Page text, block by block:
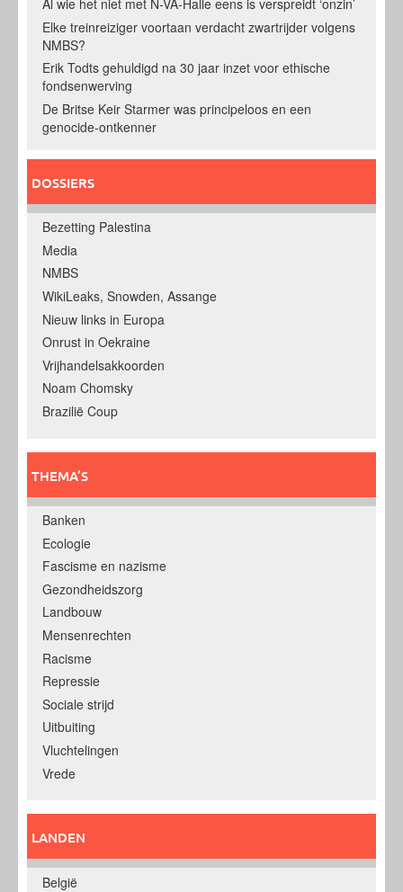
Al wie het niet met N-VA-Halle eens is verspreidt ‘onzin’
Elke treinreiziger voortaan verdacht zwartrijder volgens
NMBS?
Erik Todts gehuldigd na 30 jaar inzet voor ethische
fondsenwerving
De Britse Keir Starmer was principeloos en een
genocide-ontkenner
DOSSIERS
Bezetting Palestina
Media
NMBS
WikiLeaks, Snowden, Assange
Nieuw links in Europa
Onrust in Oekraine
Vrijhandelsakkoorden
Noam Chomsky
Brazilië Coup
THEMA’S
Banken
Ecologie
Fascisme en nazisme
Gezondheidszorg
Landbouw
Mensenrechten
Racisme
Repressie
Sociale strijd
Uitbuiting
Vluchtelingen
Vrede
LANDEN
België